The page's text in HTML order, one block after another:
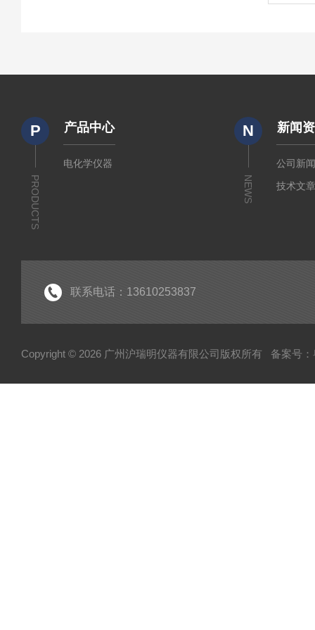
P
PRODUCTS
产品中心
电化学仪器
N
NEWS
新闻
公司新
技术文
联系电话：13610253837
Copyright © 2026 广州沪瑞明仪器有限公司版权所有 备案号